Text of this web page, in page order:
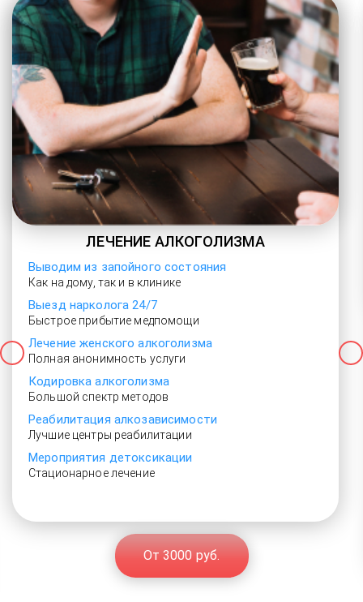
ЛЕЧЕНИЕ АЛКОГОЛИЗМА
Выводим из запойного состояния
Как на дому, так и в клинике
Выезд нарколога 24/7
Быстрое прибытие медпомощи
Лечение женского алкоголизма
Полная анонимность услуги
Кодировка алкоголизма
Большой спектр методов
Реабилитация алкозависимости
Лучшие центры реабилитации
Мероприятия детоксикации
Стационарное лечение
От 3000 руб.